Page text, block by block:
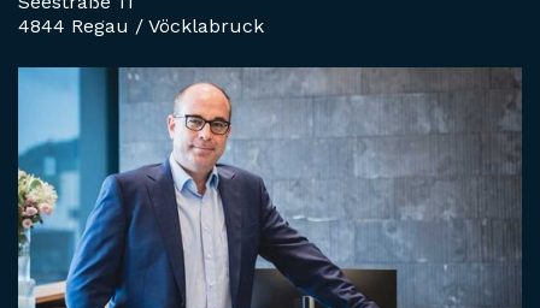
4844 Regau / Vöcklabruck